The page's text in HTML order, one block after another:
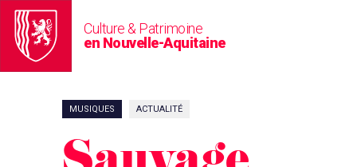
Culture & Patrimoine
en Nouvelle-Aquitaine
MUSIQUES ACTUALITÉ